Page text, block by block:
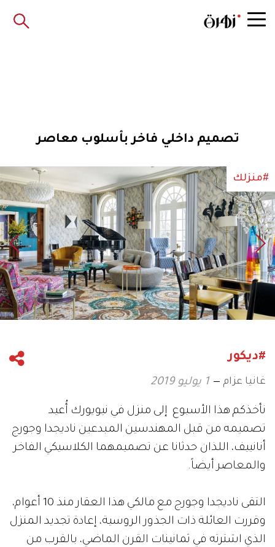
تصميم داخلي فاخر بأسلوب معاصر
#منزلك
#ديكور
غانيا عزام 1 يوليو 2019
نأخذكم هذا الأسبوع إلى منزل في نيويورك أُعيد
تصميمه من قبل المهندسين المبدعين ناديجدا وجورج
أنانييف، اللذان حدثانا عن تصميمهما الكلاسيكي الفاخر
والمعاصر أيضاً.
التقى ناديجدا وجورج مع مالكي هذا العقار منذ 10 أعوام،
وقررت العائلة ذات الجذور الروسية، إعادة تجديد المنزل
الذي اشترته في ثمانينات القرن الماضي، بالقرب من